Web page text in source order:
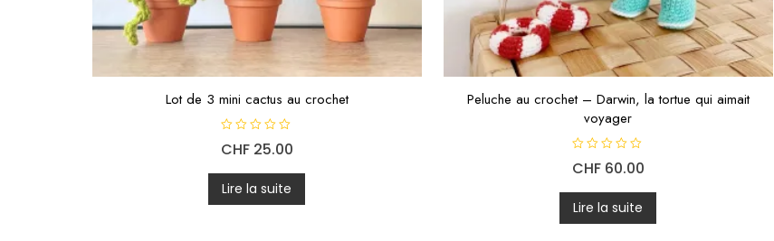
Lot de 3 mini cactus au crochet
o
e
0
s
u
CHF25.00
Lire la suite
Peluche au crochet – Darwin, la tortue qui aimait
voyager
o
e
0
s
u
CHF60.00
Lire la suite